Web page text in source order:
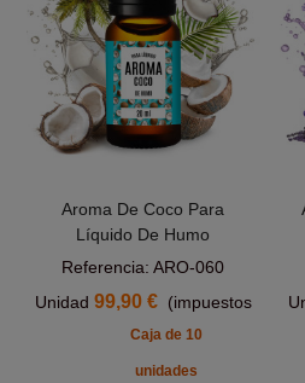
Aroma De Coco Para
Líquido De Humo
Referencia: ARO-060
Unidad 99,90 € (impuestos
Caja de 10
unidades